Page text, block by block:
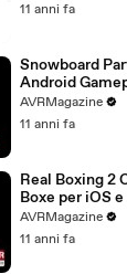
11 anni fa
Snowboard
Android
AVRMagazine
11 anni fa
Real Boxing 2
Boxe per iOS
AVRMagazine
11 anni fa